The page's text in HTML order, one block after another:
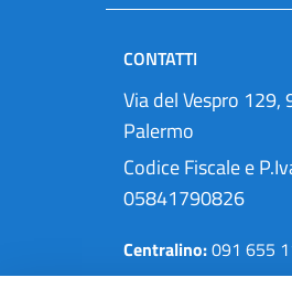
CONTATTI
Via del Vespro 129,
Palermo
Codice Fiscale e
05841790826
Centralino:091 655
Pec: